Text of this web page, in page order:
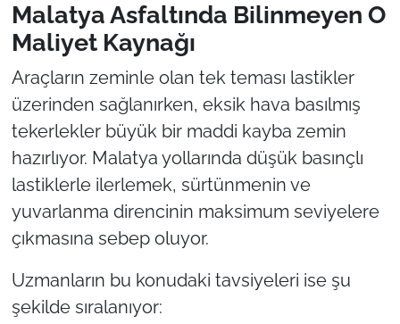
Malatya Asfaltında Bilinmeyen O
Maliyet Kaynağı
Araçların zeminle olan tek teması lastikler
üzerinden sağlanırken, eksik hava basılmış
tekerlekler büyük bir maddi kayba zemin
hazırlıyor. Malatya yollarında düşük basınçlı
lastiklerle ilerlemek, sürtünmenin ve
yuvarlanma direncinin maksimum seviyelere
çıkmasına sebep oluyor.
Uzmanların bu konudaki tavsiyeleri ise şu
şekilde sıralanıyor: